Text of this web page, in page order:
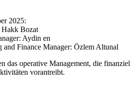
2025:
Hakk Bozat
Aydin en
Finance Manager: Özlem Altunal
das operative Management, die
vorantreibt.